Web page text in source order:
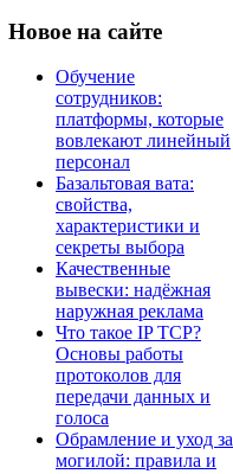
Новое на сайте
Обучение
сотрудников:
платформы, которые
вовлекают линейный
персонал
Базальтовая вата:
свойства,
характеристики и
секреты выбора
Качественные
вывески: надёжная
наружная реклама
Что такое IP TCP?
Основы работы
протоколов для
передачи данных и
голоса
Обрамление и уход за
могилой: правила и